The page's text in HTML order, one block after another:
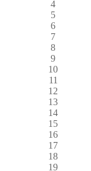
4
5
6
7
8
9
10
11
12
13
14
15
16
17
18
19